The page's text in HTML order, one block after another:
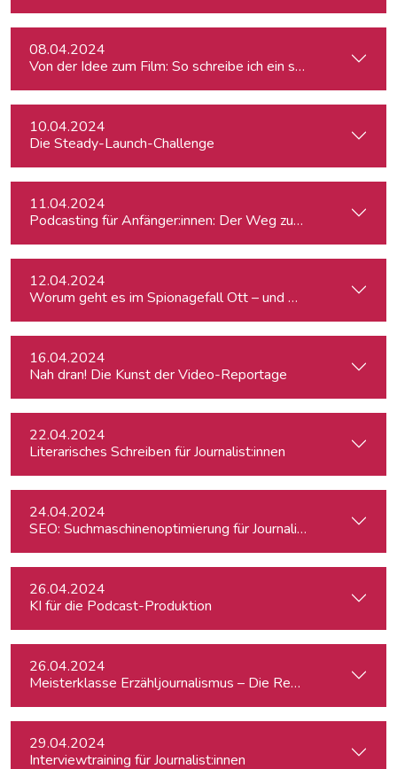
08.04.2024
Von der Idee zum Film: So schreibe ich ein schlüssiges
10.04.2024
Die Steady-Launch-Challenge
11.04.2024
Podcasting für Anfänger:innen: Der Weg zum eigenen
12.04.2024
Worum geht es im Spionagefall Ott – und wie reagiert die
16.04.2024
Nah dran! Die Kunst der Video-Reportage
22.04.2024
Literarisches Schreiben für Journalist:innen
24.04.2024
SEO: Suchmaschinenoptimierung für Journalist:innen
26.04.2024
KI für die Podcast-Produktion
26.04.2024
Meisterklasse Erzähljournalismus – Die
29.04.2024
Interviewtraining für Journalist:innen